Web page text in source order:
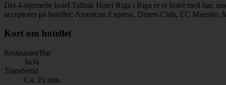
Det 4-stjernede hotel Tallink Hotel Riga i Riga er et hotel med bar,
accepteres på hotellet: American Express, Diners Club, EC Maestro,
Kort om hotellet
Restaurant/Bar
Ja/Ja
Transfertid
Ca. 25 min.